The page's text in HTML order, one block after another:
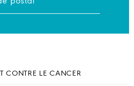
CONTRE LE CANCER